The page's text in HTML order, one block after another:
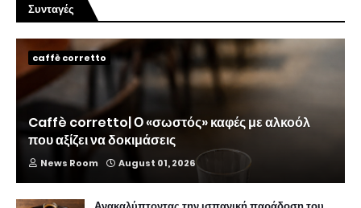
Συνταγές
caffè corretto
Caffè corretto| Ο «σωστός» καφές με αλκοόλ
που αξίζει να δοκιμάσεις
News Room August 01, 2026